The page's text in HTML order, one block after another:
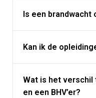
Is een
Kan ik de
Wat is het verschil
en een BHV’er?